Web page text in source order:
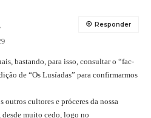
bastando, para isso, consultar o “fac-
de “Os Lusíadas” para confirmarmos
cultores e próceres da nossa
muito cedo, logo no
Responder